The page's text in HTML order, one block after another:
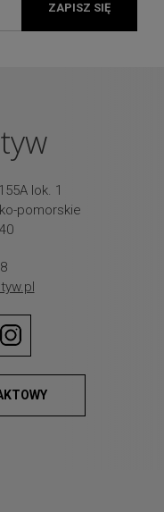
ZAPISZ SIĘ
lok. 1
pomorskie